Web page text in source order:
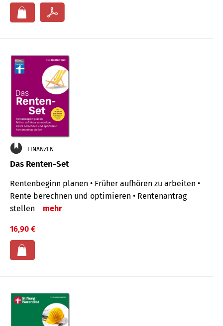
FINANZEN
Das Renten-Set
Rentenbeginn planen • Früher aufhören zu arbeiten •
Rente berechnen und optimieren • Rentenantrag
stellen
mehr
16,90 €